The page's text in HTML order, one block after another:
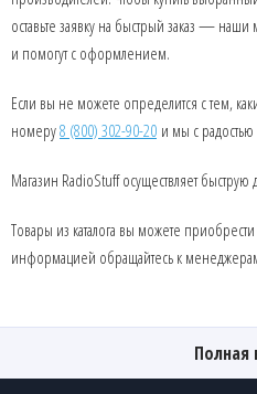
оставьте заявку на быстрый заказ —
и помогут с оформлением.
Если вы не можете определится с тем,
номеру8 (800) 302-90-20 и мы с
Магазин RadioStuff осуществляет быструю
Товары из каталога вы можете
информацией обращайтесь к
Полная